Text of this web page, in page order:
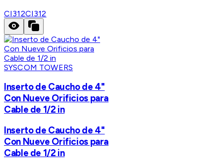
CI312CI312
SYSCOM TOWERS
Inserto de Caucho de 4"
Con Nueve Orificios para
Cable de 1/2 in
Inserto de Caucho de 4"
Con Nueve Orificios para
Cable de 1/2 in